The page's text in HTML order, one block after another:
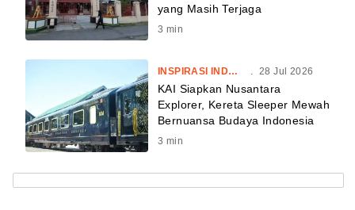
yang Masih Terjaga
3 min
INSPIRASI INDONESIA 28 Jul 2026
KAI Siapkan Nusantara
Explorer, Kereta Sleeper Mewah
Bernuansa Budaya Indonesia
3 min